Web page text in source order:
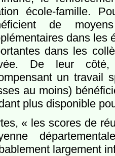
école-famille.
de
dans les
dans les
De leur côté,
un travail
au moins)
plus disponible
« les scores de
largement